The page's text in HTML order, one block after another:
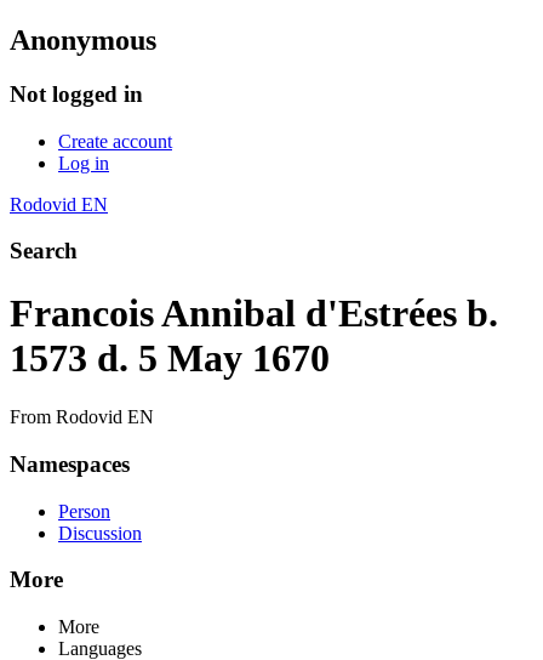
Anonymous
Not logged in
Create account
Log in
Rodovid EN
Search
Francois Annibal d'Estrées b.
1573 d. 5 May 1670
From Rodovid EN
Namespaces
Person
Discussion
More
More
Languages